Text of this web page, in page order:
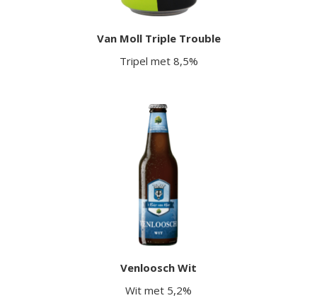
Van Moll Triple Trouble
Tripel met 8,5%
Venloosch Wit
Wit met 5,2%